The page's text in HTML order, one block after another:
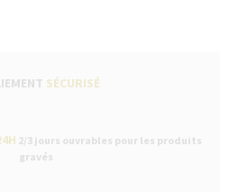
SÉCURISÉ
2/3 jours ouvrables pour les produits
gravés